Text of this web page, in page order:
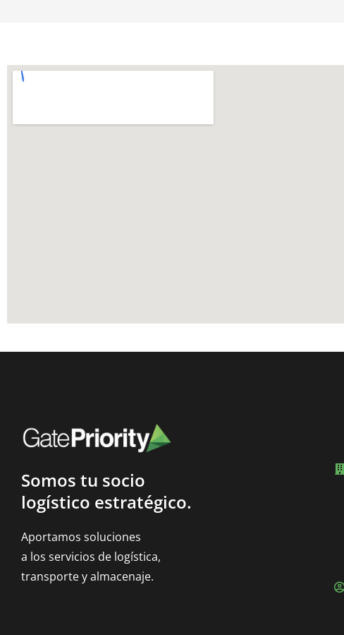
Somos tu socio
logístico estratégico.
Aportamos soluciones
a los servicios de logística,
transporte y almacenaje.